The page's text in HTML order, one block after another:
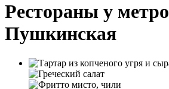
Рестораны у метро
Пушкинская